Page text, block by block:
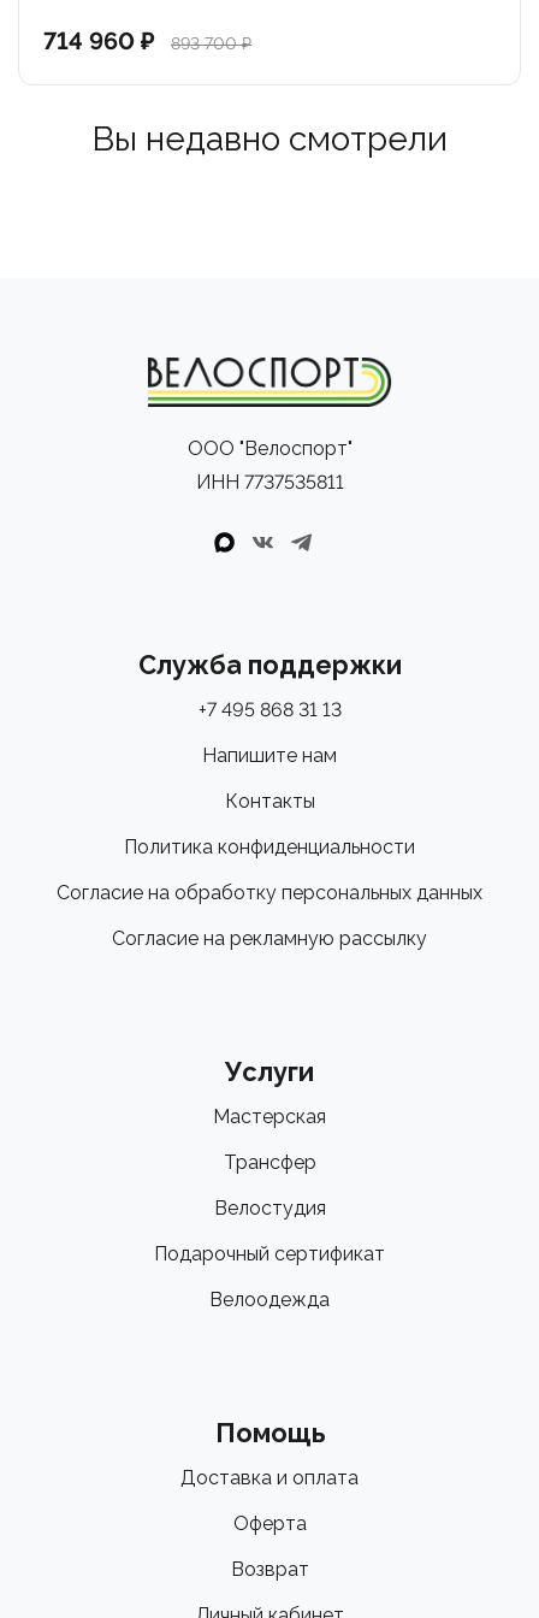
обслуживания.
универсальный петух (Universal Derailleur Hanger), что
гоночных условиях.
Ridley Triton Fast — это не просто передовой
велосипед для триатлона, это ваши новые личные
готовы показать этот шедевр вживую, провести
профессиональную консультацию, помочь с
714 960 ₽ 893 700 ₽
Вы недавно смотрели
ООО "Велоспорт"
ИНН 7737535811
Служба поддержки
+7 495 868 31 13
Напишите нам
Контакты
Политика конфиденциальности
Согласие на обработку персональных данных
Согласие на рекламную рассылку
Услуги
Мастерская
Трансфер
Велостудия
Подарочный сертификат
Велоодежда
Помощь
Доставка и оплата
Оферта
Возврат